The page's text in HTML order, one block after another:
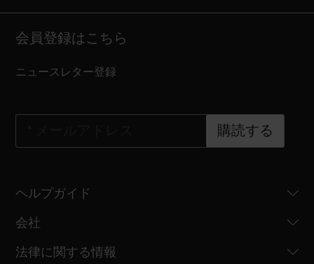
会員登録はこちら
ニュースレター登録
購読する
ヘルプガイド
会社
法律に関する情報